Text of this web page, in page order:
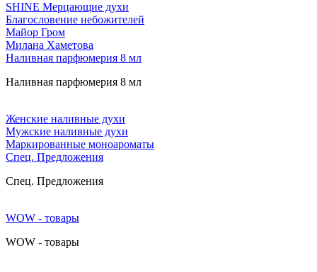
SHINE Мерцающие духи
Благословение небожителей
Майор Гром
Милана Хаметова
Наливная парфюмерия 8 мл
Наливная парфюмерия 8 мл
Женские наливные духи
Мужские наливные духи
Маркированные моноароматы
Cпец. Предложения
Cпец. Предложения
WOW - товары
WOW - товары